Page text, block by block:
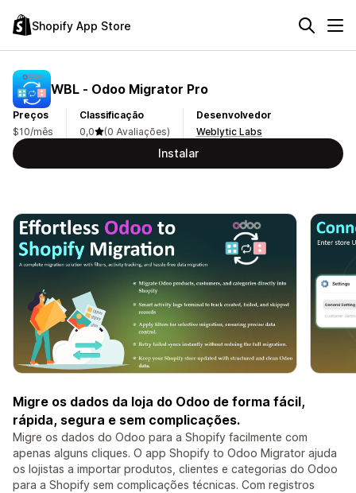
Shopify App Store
WBL ‑ Odoo Migrator Pro
Preços
$10/mês
Classificação
0,0
(0 Avaliações)
Desenvolvedor
Weblytic Labs
Instalar
Migre os dados da loja do Odoo de forma fácil,
rápida, segura e sem complicações.
Migre os dados do Odoo para a Shopify facilmente com
apenas alguns cliques. O app Shopify to Odoo Migrator ajuda
os lojistas a importar produtos, clientes e categorias do Odoo
para a Shopify sem complicações técnicas. Com registros